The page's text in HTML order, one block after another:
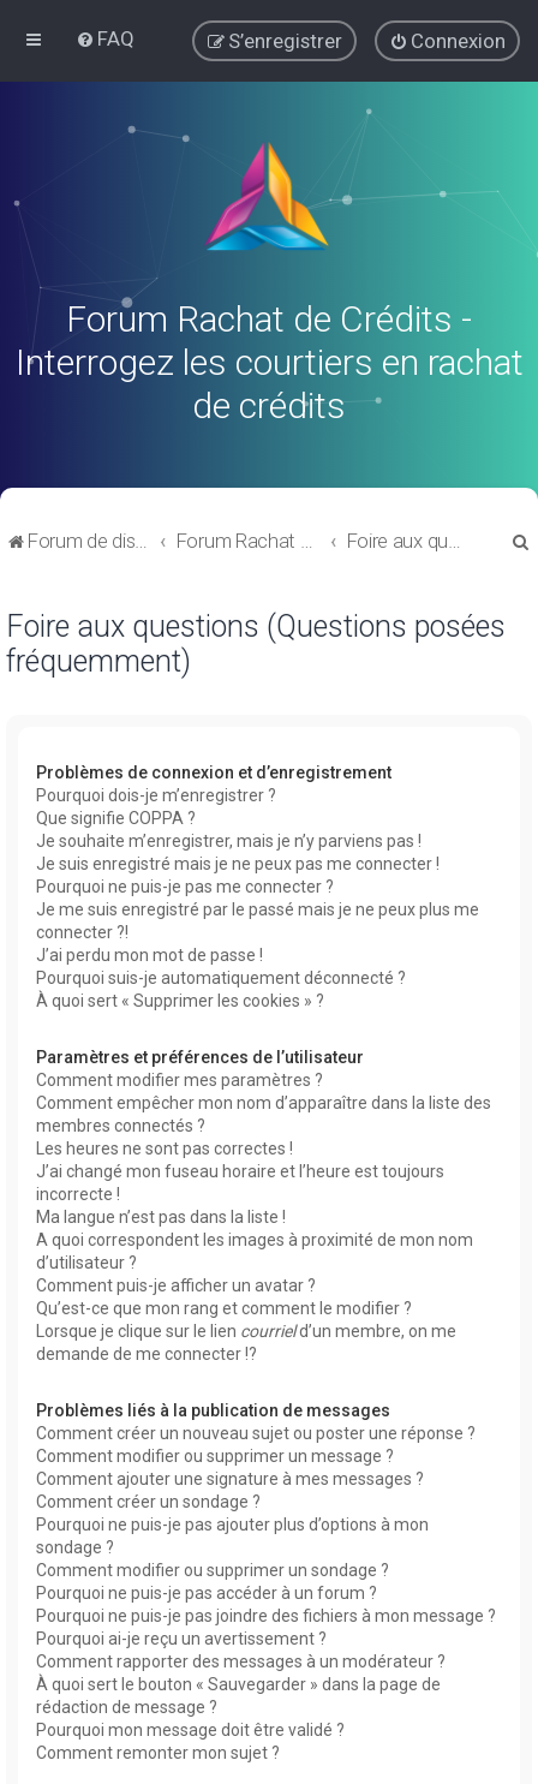
FAQ Connexion
S’enregistrer
Forum Rachat de Crédits -
Interrogez les courtiers en rachat
de crédits
Forum de discussions sur le Regroupement de Crédits et le Rachat de Crédits Forum Rachat de Crédits Foire aux questions (Questions posées fréquemment)
Foire aux questions (Questions posées
fréquemment)
Problèmes de connexion et d’enregistrement
Pourquoi dois-je m’enregistrer ?
Que signifie COPPA ?
Je souhaite m’enregistrer, mais je n’y parviens pas !
Je suis enregistré mais je ne peux pas me connecter !
Pourquoi ne puis-je pas me connecter ?
Je me suis enregistré par le passé mais je ne peux plus me
connecter ?!
J’ai perdu mon mot de passe !
Pourquoi suis-je automatiquement déconnecté ?
À quoi sert « Supprimer les cookies » ?
Paramètres et préférences de l’utilisateur
Comment modifier mes paramètres ?
Comment empêcher mon nom d’apparaître dans la liste des
membres connectés ?
Les heures ne sont pas correctes !
J’ai changé mon fuseau horaire et l’heure est toujours
incorrecte !
Ma langue n’est pas dans la liste !
A quoi correspondent les images à proximité de mon nom
d’utilisateur ?
Comment puis-je afficher un avatar ?
Qu’est-ce que mon rang et comment le modifier ?
Lorsque je clique sur le lien courrield’un membre, on me
demande de me connecter !?
Problèmes liés à la publication de messages
Comment créer un nouveau sujet ou poster une réponse ?
Comment modifier ou supprimer un message ?
Comment ajouter une signature à mes messages ?
Comment créer un sondage ?
Pourquoi ne puis-je pas ajouter plus d’options à mon
sondage ?
Comment modifier ou supprimer un sondage ?
Pourquoi ne puis-je pas accéder à un forum ?
Pourquoi ne puis-je pas joindre des fichiers à mon message ?
Pourquoi ai-je reçu un avertissement ?
Comment rapporter des messages à un modérateur ?
À quoi sert le bouton « Sauvegarder » dans la page de
rédaction de message ?
Pourquoi mon message doit être validé ?
Comment remonter mon sujet ?